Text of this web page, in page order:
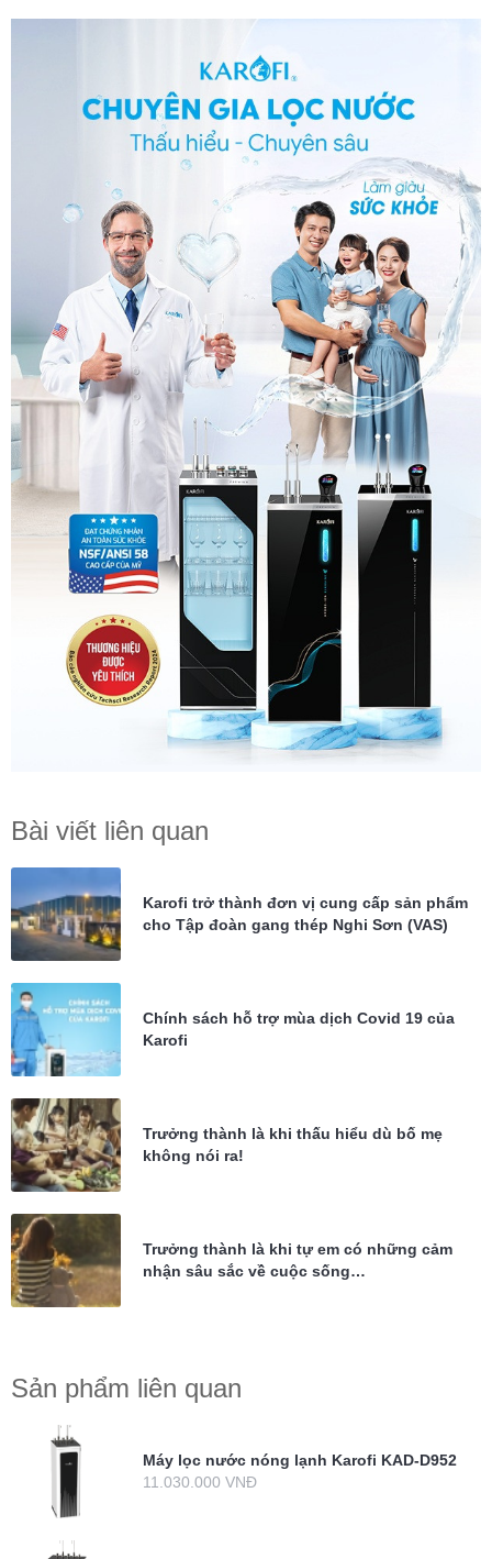
Bài viết liên quan
Karofi trở thành đơn vị cung cấp sản phẩm
cho Tập đoàn gang thép Nghi Sơn (VAS)
Chính sách hỗ trợ mùa dịch Covid 19 của
Karofi
Trưởng thành là khi thấu hiểu dù bố mẹ
không nói ra!
Trưởng thành là khi tự em có những cảm
nhận sâu sắc về cuộc sống…
Sản phẩm liên quan
Máy lọc nước nóng lạnh Karofi KAD-D952
11.030.000 VNĐ